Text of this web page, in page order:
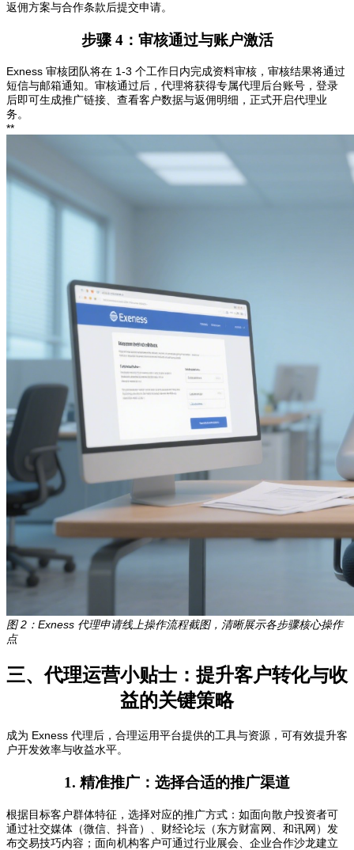
返佣方案与合作条款后提交申请。
步骤 4：审核通过与账户激活
Exness 审核团队将在 1-3 个工作日内完成资料审核，审核结果将通过
短信与邮箱通知。审核通过后，代理将获得专属代理后台账号，登录
后即可生成推广链接、查看客户数据与返佣明细，正式开启代理业
务。
**
图 2：Exness 代理申请线上操作流程截图，清晰展示各步骤核心操作
点
三、代理运营小贴士：提升客户转化与收
益的关键策略
成为 Exness 代理后，合理运用平台提供的工具与资源，可有效提升客
户开发效率与收益水平。
1. 精准推广：选择合适的推广渠道
根据目标客户群体特征，选择对应的推广方式：如面向散户投资者可
通过社交媒体（微信、抖音）、财经论坛（东方财富网、和讯网）发
布交易技巧内容；面向机构客户可通过行业展会、企业合作沙龙建立